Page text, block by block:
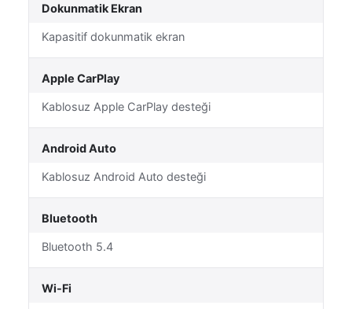
Dokunmatik Ekran
Kapasitif dokunmatik ekran
Apple CarPlay
Kablosuz Apple CarPlay desteği
Android Auto
Kablosuz Android Auto desteği
Bluetooth
Bluetooth 5.4
Wi-Fi